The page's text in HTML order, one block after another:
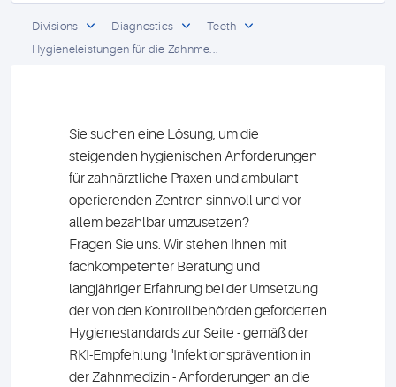
Divisions Diagnostics
Teeth
Hygieneleistungen für die Zahnme...
Sie suchen eine Lösung, um die
steigenden hygienischen Anforderungen
für zahnärztliche Praxen und ambulant
operierenden Zentren sinnvoll und vor
allem bezahlbar umzusetzen?
Fragen Sie uns. Wir stehen Ihnen mit
fachkompetenter Beratung und
langjähriger Erfahrung bei der Umsetzung
der von den Kontrollbehörden geforderten
Hygienestandards zur Seite - gemäß der
RKI-Empfehlung "Infektionsprävention in
der Zahnmedizin - Anforderungen an die